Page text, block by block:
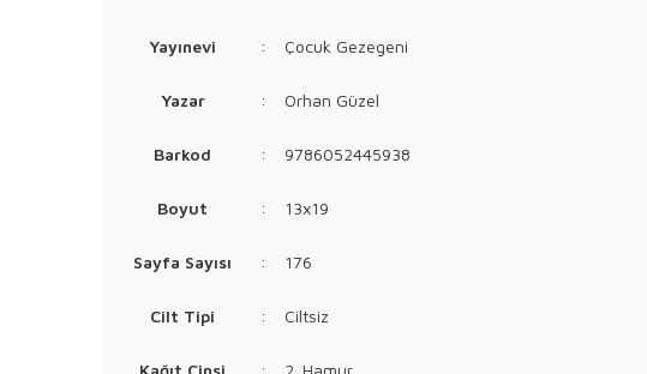
Yayınevi : Çocuk Gezegeni
Yazar : Orhan Güzel
Barkod : 9786052445938
Boyut : 13x19
Sayfa Sayısı : 176
Cilt Tipi : Ciltsiz
Kağıt Cinsi : 2. Hamur